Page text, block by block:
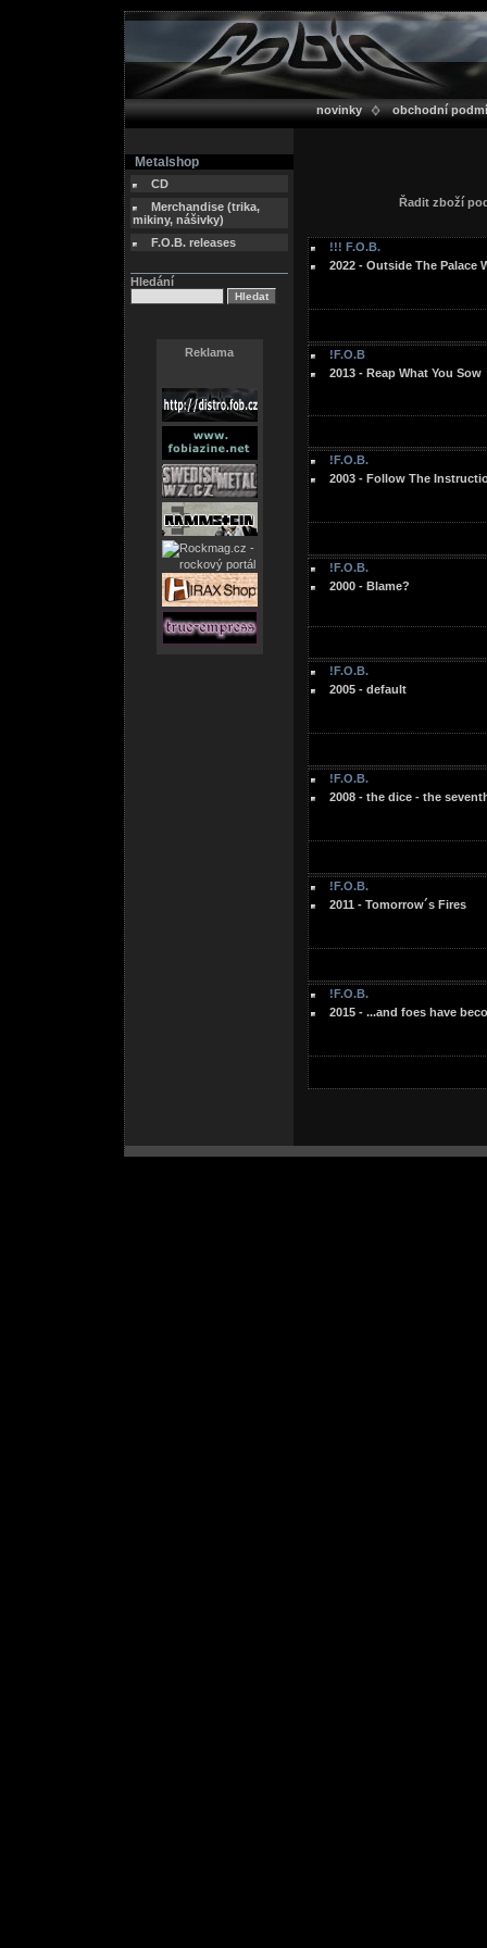
novinky obchodní
Metalshop
CD
Merchandise (trika,
mikiny, nášivky)
F.O.B. releases
Hledání
Reklama
Řadit zboží
!!! F.O.B.
2022 - Outside The Palace
!F.O.B
2013 - Reap What You Sow
!F.O.B.
2003 - Follow The
!F.O.B.
2000 - Blame?
!F.O.B.
2005 - default
!F.O.B.
2008 - the dice - the
!F.O.B.
2011 - Tomorrow´s Fires
!F.O.B.
2015 - ...and foes have